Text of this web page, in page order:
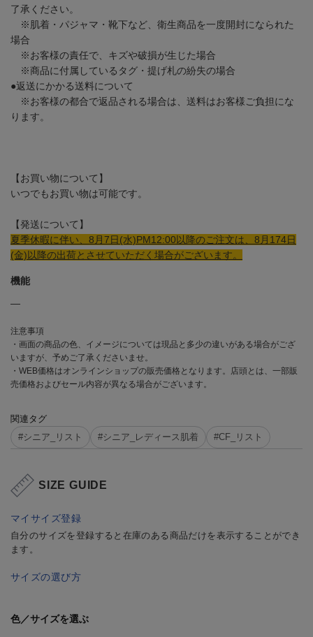
了承ください。
※肌着・パジャマ・靴下など、衛生商品を一度開封になられた
場合
※お客様の責任で、キズや破損が生じた場合
※商品に付属しているタグ・提げ札の紛失の場合
●返送にかかる送料について
※お客様の都合で返品される場合は、送料はお客様ご負担にな
ります。
【お買い物について】
いつでもお買い物は可能です。
【発送について】
夏季休暇に伴い、8月7日(水)PM12:00以降のご注文は、8月174日
(金)以降の出荷とさせていただく場合がございます。
機能
―
注意事項
・画面の商品の色、イメージについては現品と多少の違いがある場合がござ
いますが、予めご了承くださいませ。
・WEB価格はオンラインショップの販売価格となります。店頭とは、一部販
売価格およびセール内容が異なる場合がございます。
関連タグ
#シニア_リスト
#シニア_レディース肌着 #CF_リスト
SIZE GUIDE
マイサイズ登録
自分のサイズを登録すると在庫のある商品だけを表示することができ
ます。
サイズの選び方
色／サイズを選ぶ